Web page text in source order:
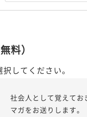
料）
してください。
社会人として覚えてお
マガをお送りします。